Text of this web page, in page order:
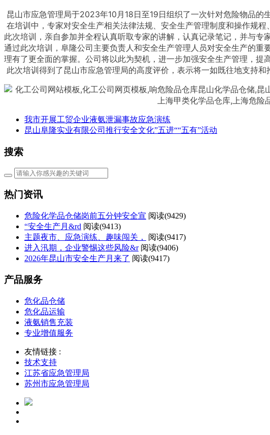
此次培训，亲自参加并全程认真听取专家的讲解，认真记录笔记，并与专
通过此次培训，阜隆公司主要负责人和安全生产管理人员对安全生产的
理有了更全面的掌握。公司将以此为契机，进一步加强安全生产管理，提
此次培训得到了昆山市应急管理局的高度评价，表示将一如既往地支持
我市开展工贸企业液氨泄漏事故应急演练
昆山阜隆实业有限公司推行安全文化”五进““五有”活动
搜索
热门资讯
危险化学品仓储岗前五分钟安全宣 阅读(9429)
“安全生产月&rd 阅读(9413)
主题夜市、应急演练、趣味闯关，
阅读(9417)
进入汛期，企业警惕这些风险&r 阅读(9406)
2026年昆山市安全生产月来了 阅读(9417)
产品服务
危化品仓储
危化品运输
液氨销售充装
专业增值服务
友情链接 :
技术支持
江苏省应急管理局
苏州市应急管理局